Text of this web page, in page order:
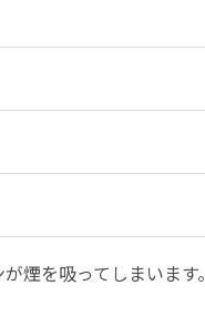
煙を吸ってしまいます。